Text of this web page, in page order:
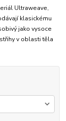
Ultraweave,
klasickému
jako vysoce
v oblasti těla